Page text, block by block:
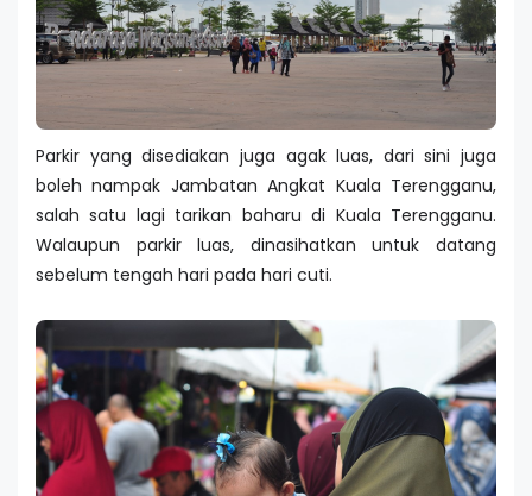
Parkir yang disediakan juga agak luas, dari sini juga
boleh nampak Jambatan Angkat Kuala Terengganu,
salah satu lagi tarikan baharu di Kuala Terengganu.
Walaupun parkir luas, dinasihatkan untuk datang
sebelum tengah hari pada hari cuti.